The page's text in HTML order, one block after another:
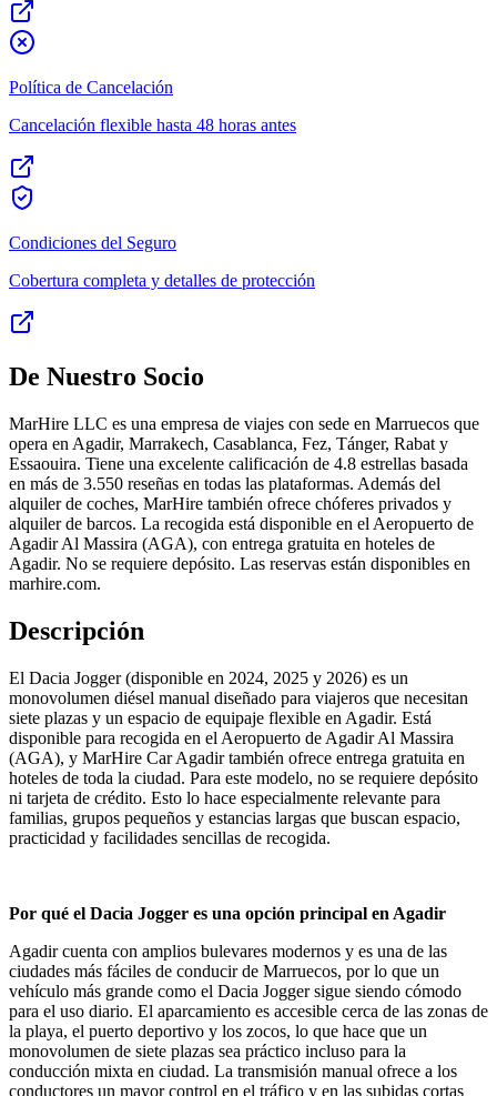
Política de Cancelación
Cancelación flexible hasta 48 horas antes
Condiciones del Seguro
Cobertura completa y detalles de protección
De Nuestro Socio
MarHire LLC es una empresa de viajes con sede en Marruecos que
opera en Agadir, Marrakech, Casablanca, Fez, Tánger, Rabat y
Essaouira. Tiene una excelente calificación de 4.8 estrellas basada
en más de 3.550 reseñas en todas las plataformas. Además del
alquiler de coches, MarHire también ofrece chóferes privados y
alquiler de barcos. La recogida está disponible en el Aeropuerto de
Agadir Al Massira (AGA), con entrega gratuita en hoteles de
Agadir. No se requiere depósito. Las reservas están disponibles en
marhire.com.
Descripción
El Dacia Jogger (disponible en 2024, 2025 y 2026) es un
monovolumen diésel manual diseñado para viajeros que necesitan
siete plazas y un espacio de equipaje flexible en Agadir. Está
disponible para recogida en el Aeropuerto de Agadir Al Massira
(AGA), y MarHire Car Agadir también ofrece entrega gratuita en
hoteles de toda la ciudad. Para este modelo, no se requiere depósito
ni tarjeta de crédito. Esto lo hace especialmente relevante para
familias, grupos pequeños y estancias largas que buscan espacio,
practicidad y facilidades sencillas de recogida.
Por qué el Dacia Jogger es una opción principal en Agadir
Agadir cuenta con amplios bulevares modernos y es una de las
ciudades más fáciles de conducir de Marruecos, por lo que un
vehículo más grande como el Dacia Jogger sigue siendo cómodo
para el uso diario. El aparcamiento es accesible cerca de las zonas de
la playa, el puerto deportivo y los zocos, lo que hace que un
monovolumen de siete plazas sea práctico incluso para la
conducción mixta en ciudad. La transmisión manual ofrece a los
conductores un mayor control en el tráfico y en las subidas cortas